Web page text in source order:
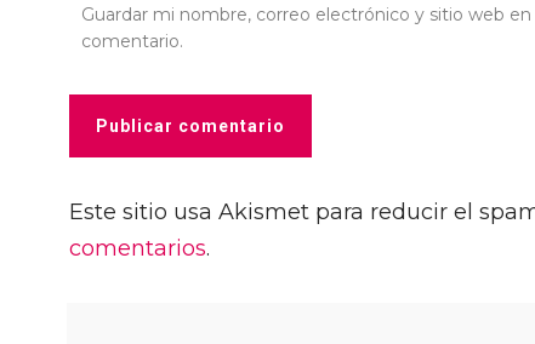
Guardar mi nombre, correo electrónico y sitio web
comentario.
Este sitio usa Akismet para reducir el
comentarios.